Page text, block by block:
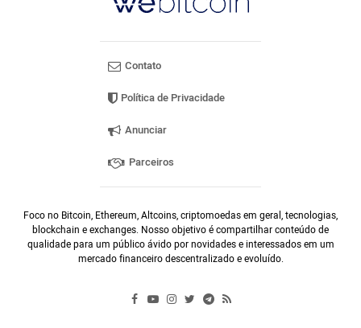
Contato
Política de Privacidade
Anunciar
Parceiros
Foco no Bitcoin, Ethereum, Altcoins, criptomoedas em geral, tecnologias,
blockchain e exchanges. Nosso objetivo é compartilhar conteúdo de
qualidade para um público ávido por novidades e interessados em um
mercado financeiro descentralizado e evoluído.